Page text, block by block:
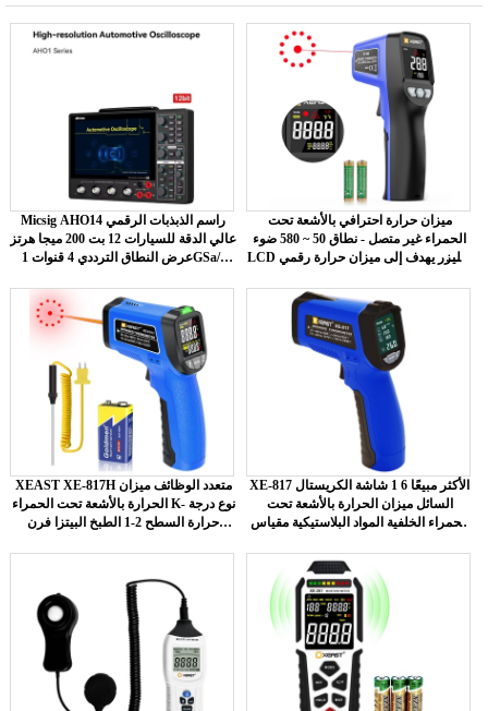
Micsig AHO14 راسم الذبذبات الرقمي
عالي الدقة للسيارات 12 بت 200 ميجا هرتز
عرض النطاق الترددي 4 قنوات 1GSa/s
ميزان حرارة احترافي بالأشعة تحت
الحمراء غير متصل - نطاق 50 ~ 580 ضوء
LCD بالليزر يهدف إلى ميزان حرارة رقمي
XEAST XE-817H متعدد الوظائف ميزان
الحرارة بالأشعة تحت الحمراء K- نوع درجة
حرارة السطح 2-1 الطبخ البيتزا فرن
XE-817 الأكثر مبيعًا 6 1 شاشة الكريستال
السائل ميزان الحرارة بالأشعة تحت
الحمراء الخلفية المواد البلاستيكية مقياس